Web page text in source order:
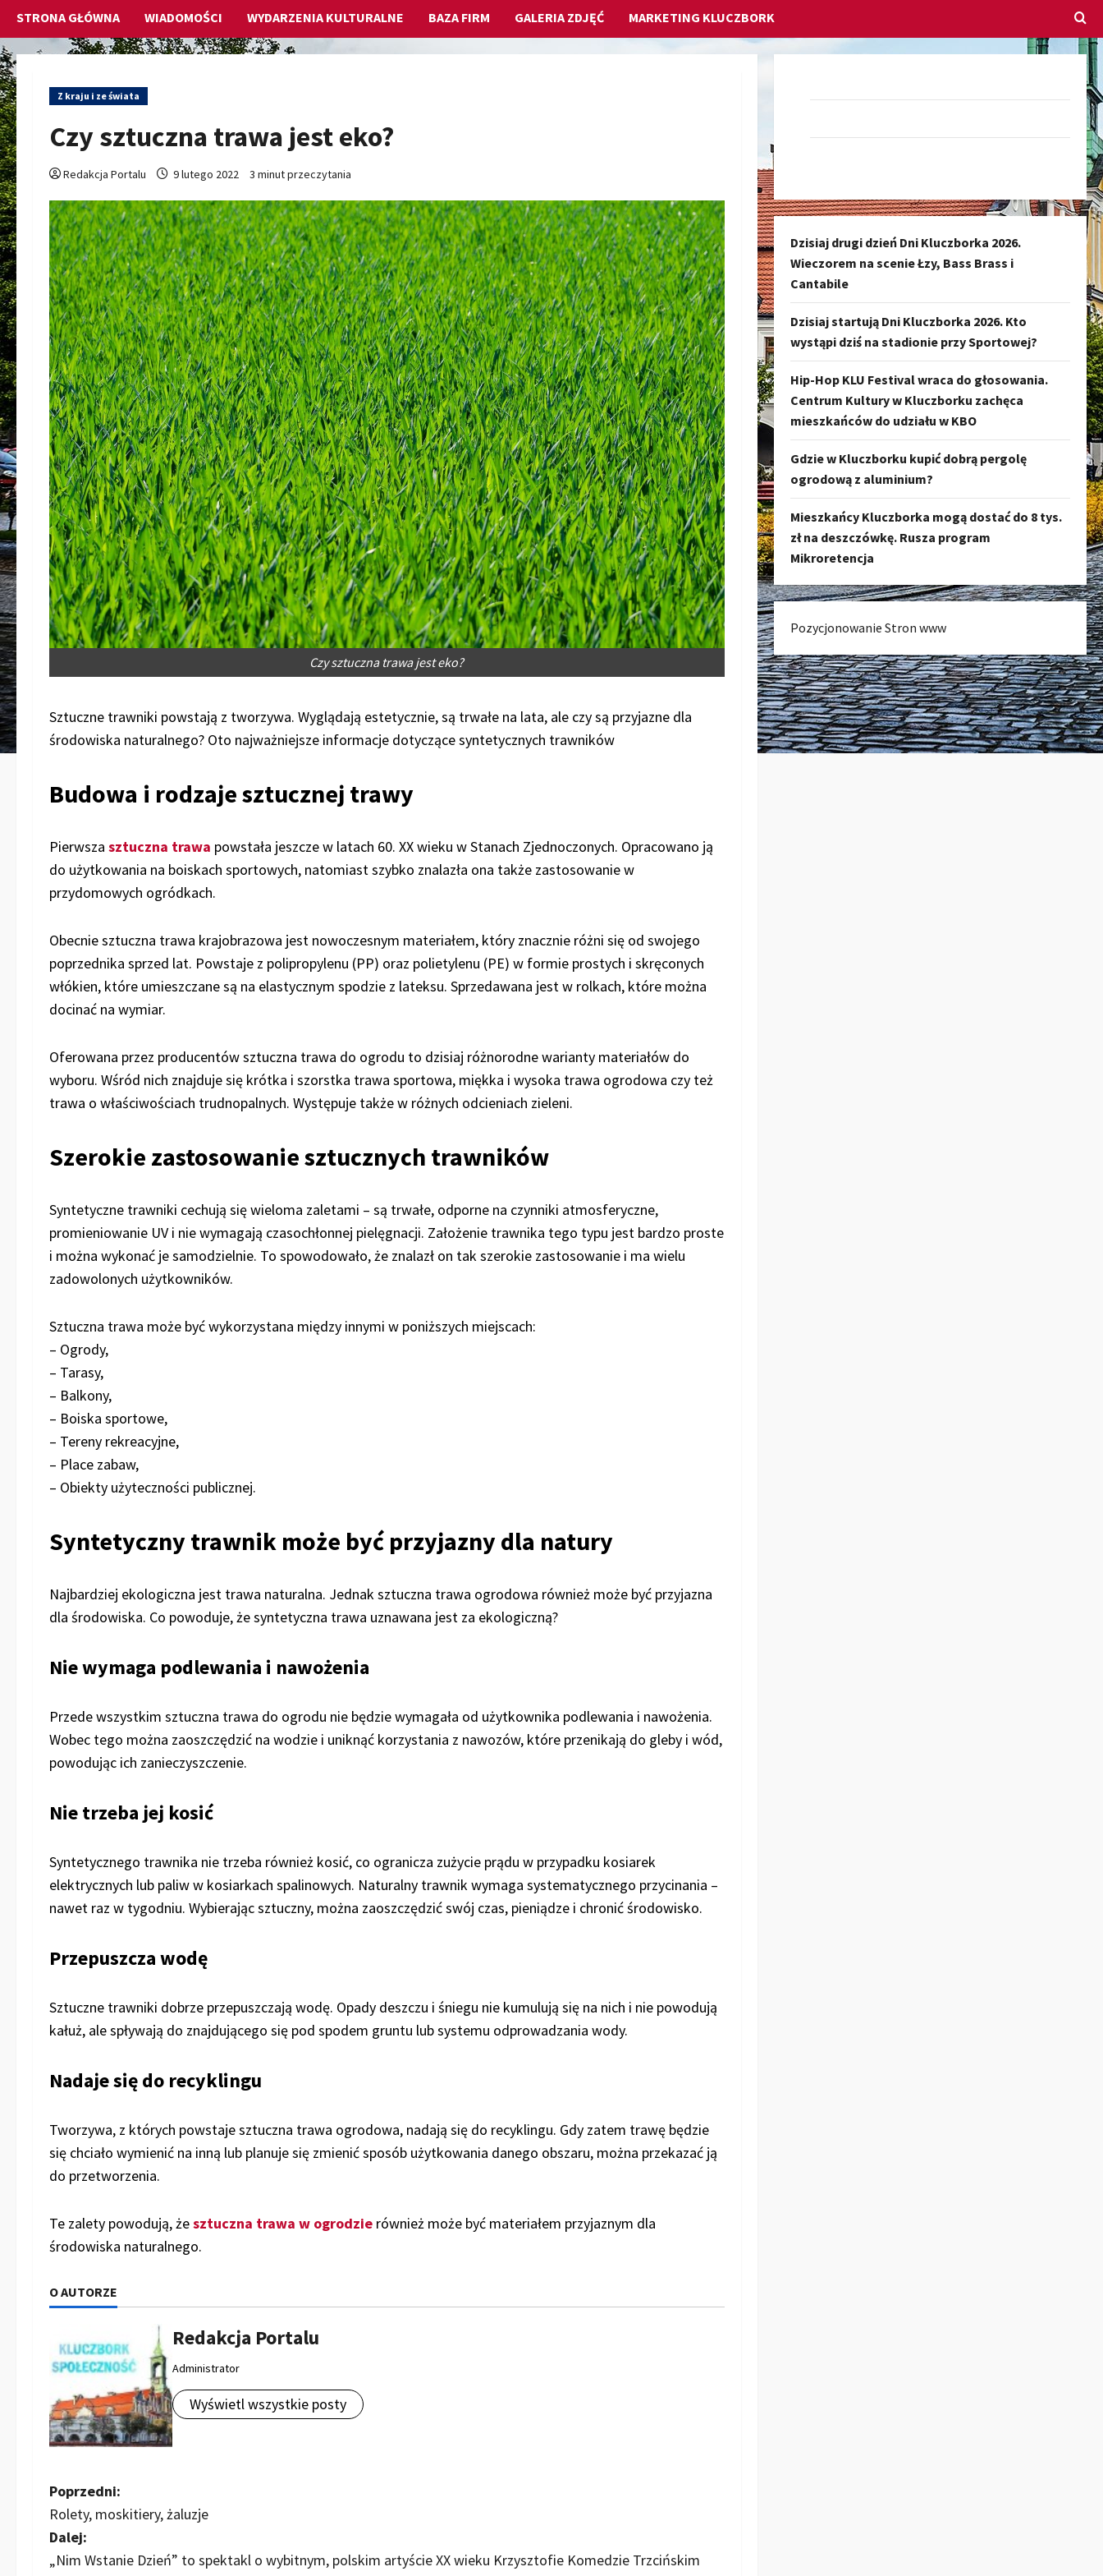
STRONA GŁÓWNA WIADOMOŚCI WYDARZENIA KULTURALNE BAZA FIRM GALERIA ZDJĘĆ MARKETING KLUCZBORK
Z kraju i ze świata
Czy sztuczna trawa jest eko?
Redakcja Portalu 9 lutego 2022 3 minut przeczytania
Czy sztuczna trawa jest eko?
Sztuczne trawniki powstają z tworzywa. Wyglądają estetycznie, są trwałe na lata, ale czy są przyjazne dla
środowiska naturalnego? Oto najważniejsze informacje dotyczące syntetycznych trawników
Budowa i rodzaje sztucznej trawy
Pierwsza sztuczna trawa powstała jeszcze w latach 60. XX wieku w Stanach Zjednoczonych. Opracowano ją
do użytkowania na boiskach sportowych, natomiast szybko znalazła ona także zastosowanie w
przydomowych ogródkach.
Obecnie sztuczna trawa krajobrazowa jest nowoczesnym materiałem, który znacznie różni się od swojego
poprzednika sprzed lat. Powstaje z polipropylenu (PP) oraz polietylenu (PE) w formie prostych i skręconych
włókien, które umieszczane są na elastycznym spodzie z lateksu. Sprzedawana jest w rolkach, które można
docinać na wymiar.
Oferowana przez producentów sztuczna trawa do ogrodu to dzisiaj różnorodne warianty materiałów do
wyboru. Wśród nich znajduje się krótka i szorstka trawa sportowa, miękka i wysoka trawa ogrodowa czy też
trawa o właściwościach trudnopalnych. Występuje także w różnych odcieniach zieleni.
Szerokie zastosowanie sztucznych trawników
Syntetyczne trawniki cechują się wieloma zaletami – są trwałe, odporne na czynniki atmosferyczne,
promieniowanie UV i nie wymagają czasochłonnej pielęgnacji. Założenie trawnika tego typu jest bardzo proste
i można wykonać je samodzielnie. To spowodowało, że znalazł on tak szerokie zastosowanie i ma wielu
zadowolonych użytkowników.
Sztuczna trawa może być wykorzystana między innymi w poniższych miejscach:
– Ogrody,
– Tarasy,
– Balkony,
– Boiska sportowe,
– Tereny rekreacyjne,
– Place zabaw,
– Obiekty użyteczności publicznej.
Syntetyczny trawnik może być przyjazny dla natury
Najbardziej ekologiczna jest trawa naturalna. Jednak sztuczna trawa ogrodowa również może być przyjazna
dla środowiska. Co powoduje, że syntetyczna trawa uznawana jest za ekologiczną?
Nie wymaga podlewania i nawożenia
Przede wszystkim sztuczna trawa do ogrodu nie będzie wymagała od użytkownika podlewania i nawożenia.
Wobec tego można zaoszczędzić na wodzie i uniknąć korzystania z nawozów, które przenikają do gleby i wód,
powodując ich zanieczyszczenie.
Nie trzeba jej kosić
Syntetycznego trawnika nie trzeba również kosić, co ogranicza zużycie prądu w przypadku kosiarek
elektrycznych lub paliw w kosiarkach spalinowych. Naturalny trawnik wymaga systematycznego przycinania –
nawet raz w tygodniu. Wybierając sztuczny, można zaoszczędzić swój czas, pieniądze i chronić środowisko.
Przepuszcza wodę
Sztuczne trawniki dobrze przepuszczają wodę. Opady deszczu i śniegu nie kumulują się na nich i nie powodują
kałuż, ale spływają do znajdującego się pod spodem gruntu lub systemu odprowadzania wody.
Nadaje się do recyklingu
Tworzywa, z których powstaje sztuczna trawa ogrodowa, nadają się do recyklingu. Gdy zatem trawę będzie
się chciało wymienić na inną lub planuje się zmienić sposób użytkowania danego obszaru, można przekazać ją
do przetworzenia.
Te zalety powodują, żesztuczna trawa w ogrodzie również może być materiałem przyjaznym dla
środowiska naturalnego.
O AUTORZE
Redakcja Portalu
Administrator
Wyświetl wszystkie posty
Z
o
b
Poprzedni:
Rolety, moskitiery, żaluzje
Dalej:
„Nim Wstanie Dzień” to spektakl o wybitnym, polskim artyście XX wieku Krzysztofie Komedzie Trzcińskim
Dzisiaj drugi dzień Dni Kluczborka 2026.
Wieczorem na scenie Łzy, Bass Brass i
Cantabile
Dzisiaj startują Dni Kluczborka 2026. Kto
wystąpi dziś na stadionie przy Sportowej?
Hip-Hop KLU Festival wraca do głosowania.
Centrum Kultury w Kluczborku zachęca
mieszkańców do udziału w KBO
Gdzie w Kluczborku kupić dobrą pergolę
ogrodową z aluminium?
Mieszkańcy Kluczborka mogą dostać do 8 tys.
zł na deszczówkę. Rusza program
Mikroretencja
Pozycjonowanie Stron www